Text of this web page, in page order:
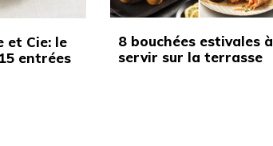
et Cie: le
entrées
8 bouchées estivales à
servir sur la terrasse